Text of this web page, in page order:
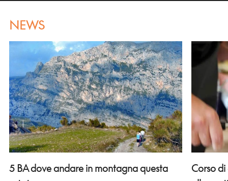
NEWS
5 BA dove andare in montagna questa
Corso